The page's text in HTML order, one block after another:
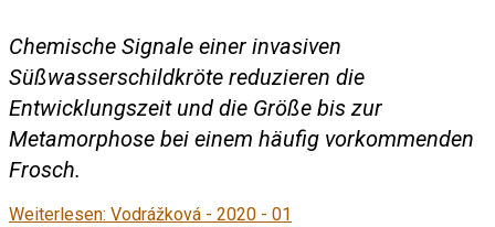
Chemische Signale einer invasiven
Süßwasserschildkröte reduzieren die
Entwicklungszeit und die Größe bis zur
Metamorphose bei einem häufig vorkommenden
Frosch.
Weiterlesen: Vodrážková - 2020 - 01